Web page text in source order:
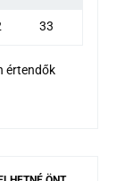
33
értendők